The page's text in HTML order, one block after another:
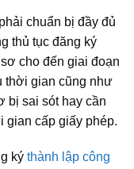
chuẩn bị đầy đủ
thủ tục đăng ký
cho đến giai đoạn
thời gian cũng như
bị sai sót hay cần
gian cấp giấy phép.
ký thành lập công